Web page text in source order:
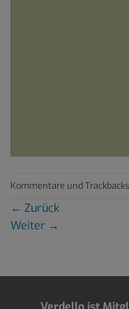
Kommentare und
← Zurück
Weiter →